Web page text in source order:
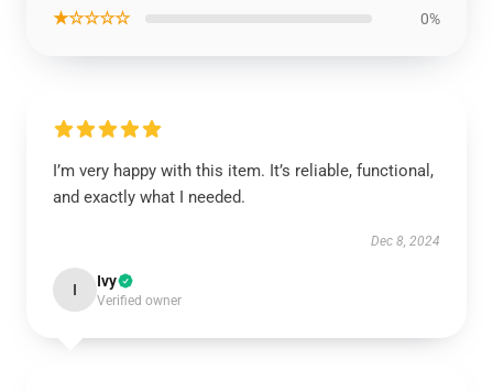
★☆☆☆☆ 0%
I’m very happy with this item. It’s reliable, functional,
and exactly what I needed.
Dec 8, 2024
I Ivy
Verified owner